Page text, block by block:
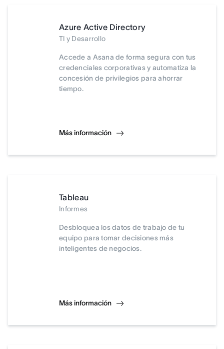
Azure Active Directory
TI y Desarrollo
Accede a Asana de forma segura con tus
credenciales corporativas y automatiza la
concesión de privilegios para ahorrar
tiempo.
Más información
Tableau
Informes
Desbloquea los datos de trabajo de tu
equipo para tomar decisiones más
inteligentes de negocios.
Más información